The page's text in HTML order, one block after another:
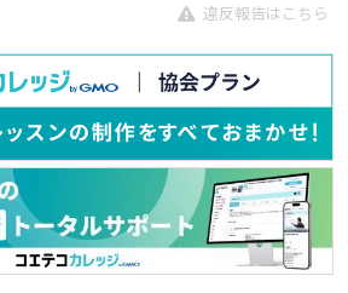
違反報告はこちら